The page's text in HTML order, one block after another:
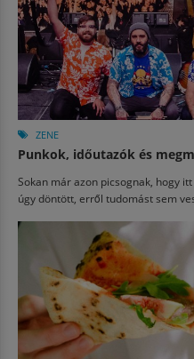
ZENE
Punkok, időutazók és
Sokan már azon picsognak, hogy
úgy döntött, erről tudomást sem